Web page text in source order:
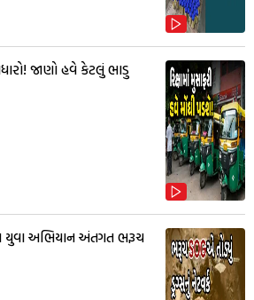
જાણો હવે કેટલું ભાડુ
યુવા અભિયાન અંતગત ભરૂચ